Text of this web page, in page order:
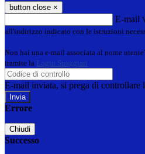
button close ×
E-mail
all'indirizzo indicato con le istruzioni
Non hai una e-mail associata al nome
tramite la Login Spaggiari
E-mail inviata, si prega di controllare
Errore
Chiudi
Successo